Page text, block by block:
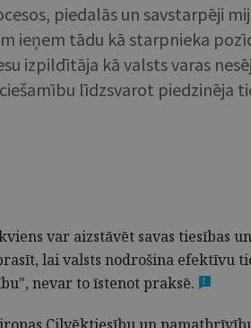
piedalās un savstarpēji
ieņem tādu kā starpnieka
izpildītāja kā valsts varas
līdzsvarot piedzinēja
var aizstāvēt savas tiesības
lai valsts nodrošina efektīvu
nevar to īstenot praksē.
1